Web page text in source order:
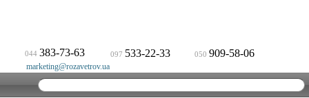
044 383-73-63 097 533-22-33 050 909-58-06
marketing@rozavetrov.ua